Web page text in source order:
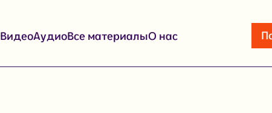
ВидеоАудиоВсе материалыО нас